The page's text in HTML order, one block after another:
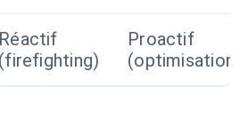
Réactif
(firefighting)
Proactif